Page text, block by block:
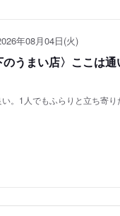
年08月04日(火)
のうまい店〉ここは
。1人でもふらりと立ち寄